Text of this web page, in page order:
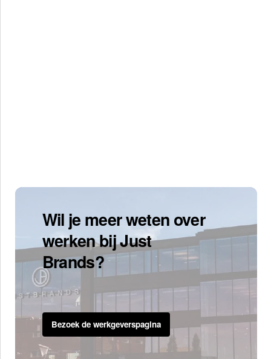
Wil je meer weten over
werken bij Just
Brands?
Bezoek de werkgeverspagina